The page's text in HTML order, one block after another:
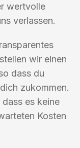
wertvolle
verlassen.
wir einen
dass du
zukommen.
es keine
Kosten